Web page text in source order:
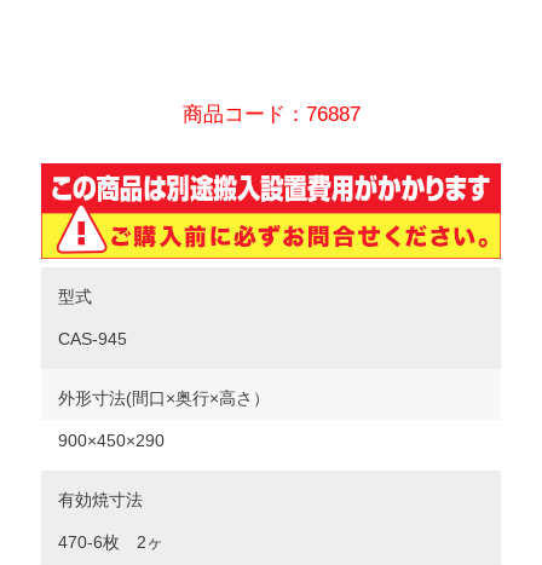
商品コード：76887
型式
CAS-945
外形寸法(間口×奥行×高さ）
900×450×290
有効焼寸法
470-6枚 2ヶ